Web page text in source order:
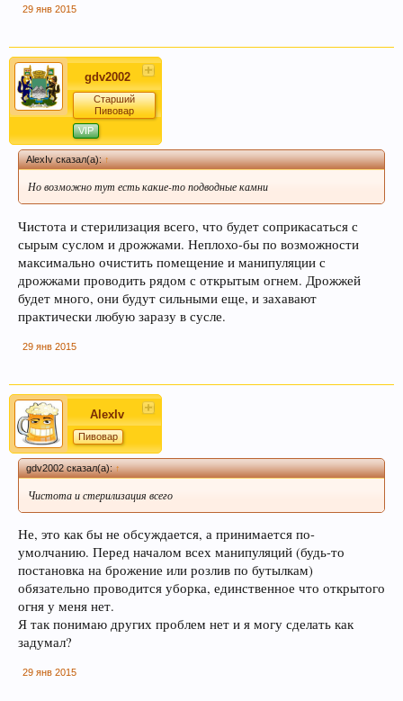
ссылкой в соц сетях и в соц закладках. Тем
Любое общение, которое не по-теме ПРОШУ
переносить вчат.
При приеме пива у мужчин выделяется гормон
дофамин, отвечающий за чувство
удовлетворения. При этом удовольствие
вызывает только вкус пива, независимо от того,
при отсутствии алкоголя.
Пиво богато антиоксидантами, которые
29 янв 2015
gdv2002
Старший
Пивовар
VIP
AlexIv сказал(а):↑
Но возможно тут есть какие-то подводные камни
Чистота и стерилизация всего, что будет соприкасаться с
сырым суслом и дрожжами. Неплохо-бы по возможности
максимально очистить помещение и манипуляции с
дрожжами проводить рядом с открытым огнем. Дрожжей
будет много, они будут сильными еще, и захавают
практически любую заразу в сусле.
29 янв 2015
AlexIv
Пивовар
gdv2002 сказал(а):↑
Чистота и стерилизация всего
Не, это как бы не обсуждается, а принимается по-
умолчанию. Перед началом всех манипуляций (будь-то
постановка на брожение или розлив по бутылкам)
обязательно проводится уборка, единственное что открытого
огня у меня нет.
Я так понимаю других проблем нет и я могу сделать как
задумал?
29 янв 2015